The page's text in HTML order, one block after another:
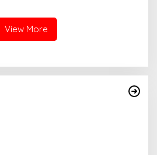
Upaya Hukum
View More